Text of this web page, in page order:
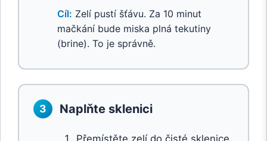
Cíl: Zelí pustí šťávu. Za 10 minut
mačkání bude miska plná tekutiny
(brine). To je správně.
3 Naplňte sklenici
Přemístěte zelí do čisté sklenice